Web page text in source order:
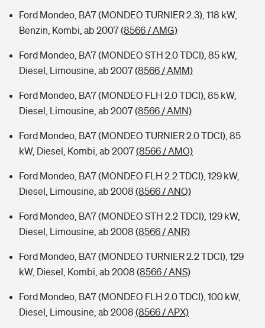
Ford Mondeo, BA7 (MONDEO TURNIER 2.3), 118 kW,
Benzin, Kombi, ab 2007(8566 / AMG)
Ford Mondeo, BA7 (MONDEO STH 2.0 TDCI), 85 kW,
Diesel, Limousine, ab 2007(8566 / AMM)
Ford Mondeo, BA7 (MONDEO FLH 2.0 TDCI), 85 kW,
Diesel, Limousine, ab 2007(8566 / AMN)
Ford Mondeo, BA7 (MONDEO TURNIER 2.0 TDCI), 85
kW, Diesel, Kombi, ab 2007(8566 / AMO)
Ford Mondeo, BA7 (MONDEO FLH 2.2 TDCI), 129 kW,
Diesel, Limousine, ab 2008 (8566 / ANQ)
Ford Mondeo, BA7 (MONDEO STH 2.2 TDCI), 129 kW,
Diesel, Limousine, ab 2008 (8566 / ANR)
Ford Mondeo, BA7 (MONDEO TURNIER 2.2 TDCI), 129
kW, Diesel, Kombi, ab 2008 (8566 / ANS)
Ford Mondeo, BA7 (MONDEO FLH 2.0 TDCI), 100 kW,
Diesel, Limousine, ab 2008 (8566 / APX)